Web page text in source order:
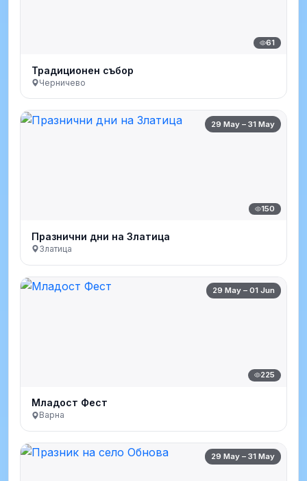
61
Традиционен събор
Черничево
29 May – 31 May
150
Празнични дни на Златица
Златица
29 May – 01 Jun
225
Младост Фест
Варна
29 May – 31 May